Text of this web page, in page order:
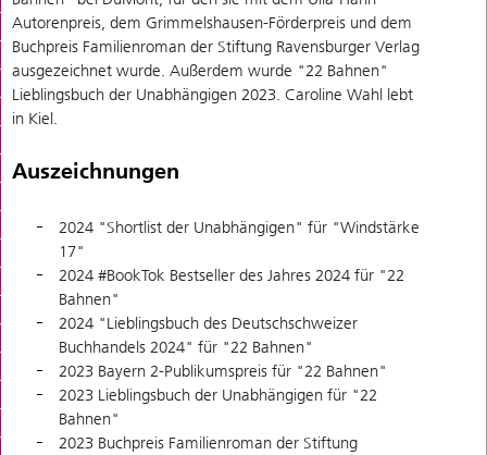
Autorenpreis, dem Grimmelshausen-Förderpreis und dem
Buchpreis Familienroman der Stiftung Ravensburger Verlag
ausgezeichnet wurde. Außerdem wurde "22 Bahnen"
Lieblingsbuch der Unabhängigen 2023. Caroline Wahl lebt
in Kiel.
Auszeichnungen
2024 "Shortlist der Unabhängigen" für "Windstärke
17"
2024 #BookTok Bestseller des Jahres 2024 für "22
Bahnen"
2024 "Lieblingsbuch des Deutschschweizer
Buchhandels 2024" für "22 Bahnen"
2023 Bayern 2-Publikumspreis für "22 Bahnen"
2023 Lieblingsbuch der Unabhängigen für "22
Bahnen"
2023 Buchpreis Familienroman der Stiftung